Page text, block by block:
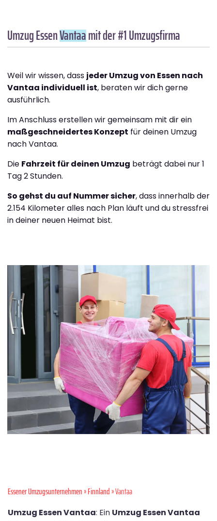
Umzug EssenVantaamit der #1 Umzugsfirma
Weil wir wissen, dass jeder Umzug von Essen nach
Vantaa individuell ist, beraten wir dich gerne
ausführlich.
Im Anschluss erstellen wir gemeinsam mit dir ein
maßgeschneidertes Konzept für deinen Umzug
nach Vantaa.
Die Fahrzeit für deinen Umzug beträgt dabei nur 1
Tag 2 Stunden.
So gehst du auf Nummer sicher, dass innerhalb der
2.154 Kilometer alles nach Plan läuft und du stressfrei
in deiner neuen Heimat bist.
Essener Umzugsunternehmen»Finnland» Vantaa
Umzug Essen Vantaa: Ein Umzug Essen Vantaa